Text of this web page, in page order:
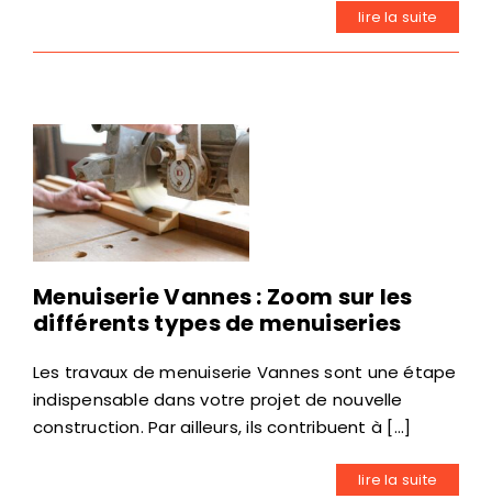
lire la suite
Menuiserie Vannes : Zoom sur les
différents types de menuiseries
Les travaux de menuiserie Vannes sont une étape
indispensable dans votre projet de nouvelle
construction. Par ailleurs, ils contribuent à [...]
lire la suite